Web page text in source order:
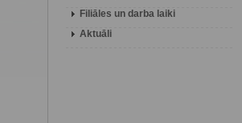
Filiāles un darba laiki
Aktuāli